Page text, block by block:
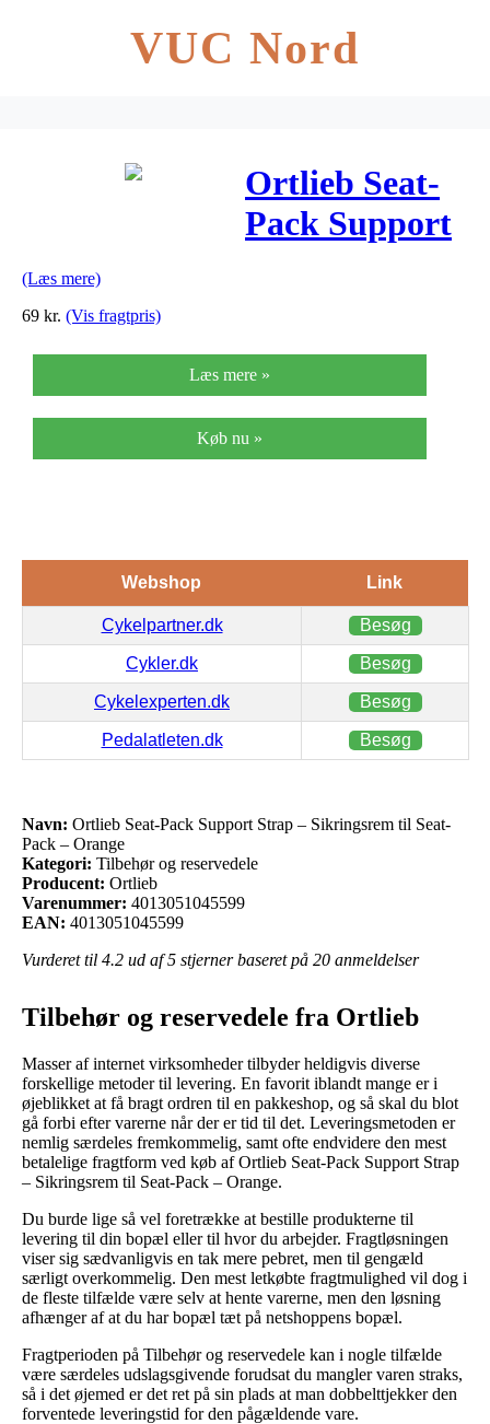
VUC Nord
Ortlieb Seat-
Pack Support
til Seat-Pack –
Orange
(Læs mere)
69 kr. (Vis fragtpris)
Læs mere »
Køb nu »
Webshop Link
Cykelpartner.dk Besøg
Cykler.dk Besøg
Cykelexperten.dk Besøg
Pedalatleten.dk Besøg
Navn: Ortlieb Seat-Pack Support Strap – Sikringsrem til Seat-
Pack – Orange
Kategori: Tilbehør og reservedele
Producent: Ortlieb
Varenummer: 4013051045599
EAN: 4013051045599
Vurderet til 4.2 ud af 5 stjerner baseret på 20 anmeldelser
Tilbehør og reservedele fra Ortlieb
Masser af internet virksomheder tilbyder heldigvis diverse
forskellige metoder til levering. En favorit iblandt mange er i
øjeblikket at få bragt ordren til en pakkeshop, og så skal du blot
gå forbi efter varerne når der er tid til det. Leveringsmetoden er
nemlig særdeles fremkommelig, samt ofte endvidere den mest
betalelige fragtform ved køb af Ortlieb Seat-Pack Support Strap
– Sikringsrem til Seat-Pack – Orange.
Du burde lige så vel foretrække at bestille produkterne til
levering til din bopæl eller til hvor du arbejder. Fragtløsningen
viser sig sædvanligvis en tak mere pebret, men til gengæld
særligt overkommelig. Den mest letkøbte fragtmulighed vil dog i
de fleste tilfælde være selv at hente varerne, men den løsning
afhænger af at du har bopæl tæt på netshoppens bopæl.
Fragtperioden på Tilbehør og reservedele kan i nogle tilfælde
være særdeles udslagsgivende forudsat du mangler varen straks,
så i det øjemed er det ret på sin plads at man dobbelttjekker den
forventede leveringstid for den pågældende vare.